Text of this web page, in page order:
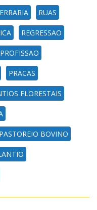
RUAS
REGRESSAO
PROFISSAO
PRACAS
FLORESTAIS
PASTOREIO BOVINO